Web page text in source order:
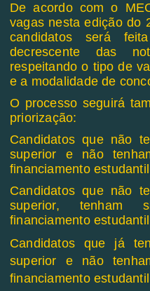
De acordo com o
vagas nesta edição do
candidatos será
decrescente das
respeitando o tipo de
e a modalidade de
O processo seguirá
priorização:
Candidatos que não
superior e não
financiamento
Candidatos que não
superior, tenham
financiamento
Candidatos que já
superior e não
financiamento